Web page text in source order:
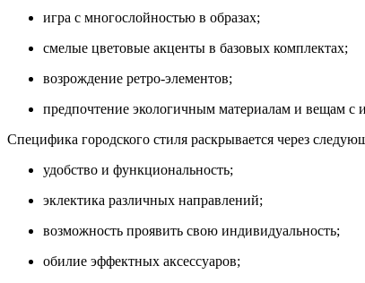
игра с многослойностью в образах;
смелые цветовые акценты в базовых комплектах;
возрождение ретро-элементов;
предпочтение экологичным материалам и вещам с
Специфика городского стиля раскрывается через
удобство и функциональность;
эклектика различных направлений;
возможность проявить свою индивидуальность;
обилие эффектных аксессуаров;